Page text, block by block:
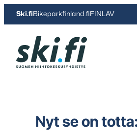
Siirry
sisältöön
Ski.fiBikeparkfinland.fiFINLAV
Ski.fi
Nyt se on